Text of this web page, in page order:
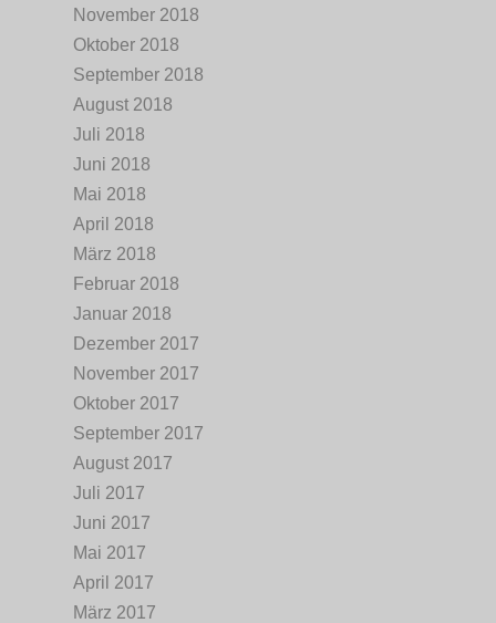
November 2018
Oktober 2018
September 2018
August 2018
Juli 2018
Juni 2018
Mai 2018
April 2018
März 2018
Februar 2018
Januar 2018
Dezember 2017
November 2017
Oktober 2017
September 2017
August 2017
Juli 2017
Juni 2017
Mai 2017
April 2017
März 2017